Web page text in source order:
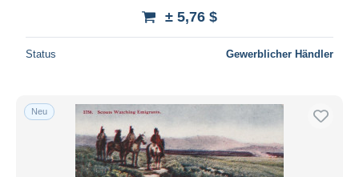
± 5,76 $
Status Gewerblicher Händler
Neu